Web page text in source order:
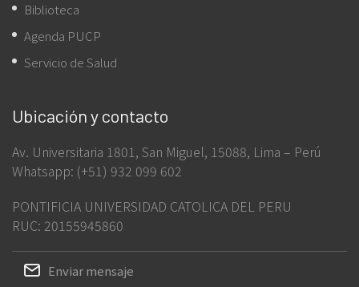
Biblioteca
Agenda PUCP
Servicio de Salud
Ubicación y contacto
Av. Universitaria 1801, San Miguel, 15088, Lima – Perú
Whatsapp: (+51) 932 099 602
PONTIFICIA UNIVERSIDAD CATOLICA DEL PERU
RUC: 20155945860
Enviar mensaje